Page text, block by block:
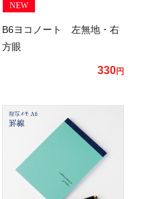
NEW
B6ヨコノート 左無地・右
方眼
330円